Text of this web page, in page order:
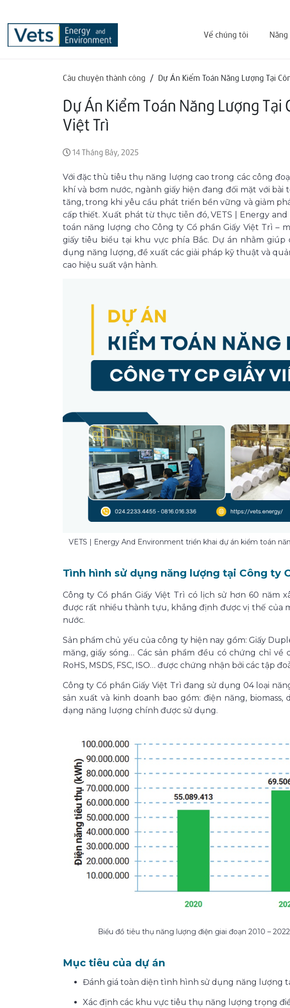
Về chúng tôi
Câu chuyện thành công / Dự Án Kiểm Toán Năng Lượng Tại
Dự Án Kiểm Toán Năng Lượng Tại
Việt Trì
14 Tháng Bảy, 2025
Với đặc thù tiêu thụ năng lượng cao trong các công
khí và bơm nước, ngành giấy hiện đang đối mặt với
tăng, trong khi yêu cầu phát triển bền vững và giảm
cấp thiết. Xuất phát từ thực tiễn đó, VETS | Energy
toán năng lượng cho Công ty Cổ phần Giấy Việt Trì –
giấy tiêu biểu tại khu vực phía Bắc. Dự án nhằm
dụng năng lượng, đề xuất các giải pháp kỹ thuật và
cao hiệu suất vận hành.
VETS | Energy And Environment triển khai dự án kiểm toán
Tình hình sử dụng năng lượng tại Công ty
Công ty Cổ phần Giấy Việt Trì có lịch sử hơn 60 năm
được rất nhiều thành tựu, khẳng định được vị thế của
nước.
Sản phẩm chủ yếu của công ty hiện nay gồm: Giấy
măng, giấy sóng… Các sản phẩm đều có chứng chỉ
RoHS, MSDS, FSC, ISO… được chứng nhận bởi các tập
Công ty Cổ phần Giấy Việt Trì đang sử dụng 04 loại
sản xuất và kinh doanh bao gồm: điện năng,
dạng năng lượng chính được sử dụng.
Biểu đồ tiêu thụ năng lượng điện giai đoạn 2010 –
Mục tiêu của dự án
Đánh giá toàn diện tình hình sử dụng năng lượng
Xác định các khu vực tiêu thụ năng lượng trọng